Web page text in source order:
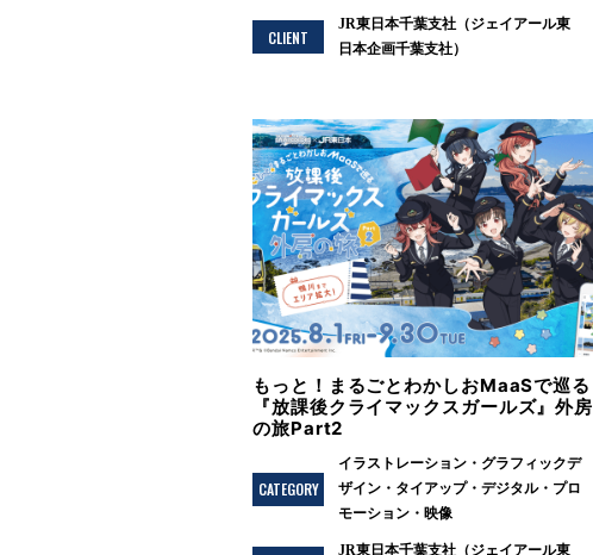
CLIENT
JR東日本千葉支社（ジェイアール東
日本企画千葉支社）
もっと！まるごとわかしおMaaSで巡る
『放課後クライマックスガールズ』外房
の旅Part2
CATEGORY
イラストレーション
グラフィックデ
ザイン
タイアップ デジタル
プロ
モーション
映像
JR東日本千葉支社（ジェイアール東